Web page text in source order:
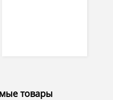
товары